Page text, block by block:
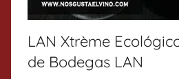
LAN Xtrème
de Bodegas LAN